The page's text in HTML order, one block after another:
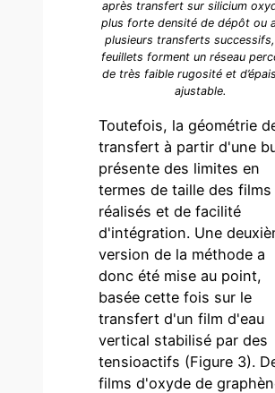
après transfert sur silicium
plus forte densité de dépôt ou
plusieurs transferts
feuillets forment un réseau
de très faible rugosité et
ajustable.
Toutefois, la géométrie
transfert à partir d'une
présente des limites en
termes de taille des films
réalisés et de facilité
d'intégration. Une
version de la méthode a
donc été mise au point,
basée cette fois sur le
transfert d'un film d'eau
vertical stabilisé par des
tensioactifs (Figure 3).
films d'oxyde de